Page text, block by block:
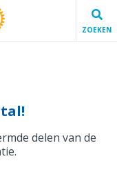
ZOEKEN
delen van de